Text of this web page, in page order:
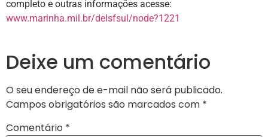
completo e outras informações acesse:
www.marinha.mil.br/delsfsul/node?1221
Deixe um comentário
O seu endereço de e-mail não será publicado.
Campos obrigatórios são marcados com *
Comentário *